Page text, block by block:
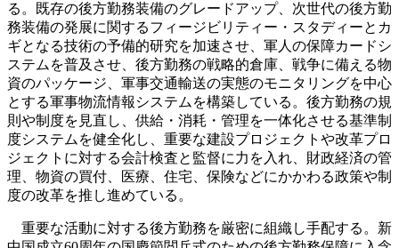
る。既存の後方勤務装備のグレードアップ、次世代の後方勤
務装備の発展に関するフィージビリティー・スタディーとカ
ギとなる技術の予備的研究を加速させ、軍人の保障カードシ
ステムを普及させ、後方勤務の戦略的倉庫、戦争に備える物
資のパッケージ、軍事交通輸送の実態のモニタリングを中心
とする軍事物流情報システムを構築している。後方勤務の規
則や制度を見直し、供給・消耗・管理を一体化させる基準制
度システムを健全化し、重要な建設プロジェクトや改革プロ
ジェクトに対する会計検査と監督に力を入れ、財政経済の管
理、物資の買付、医療、住宅、保険などにかかわる政策や制
度の改革を推し進めている。
重要な活動に対する後方勤務を厳密に組織し手配する。新